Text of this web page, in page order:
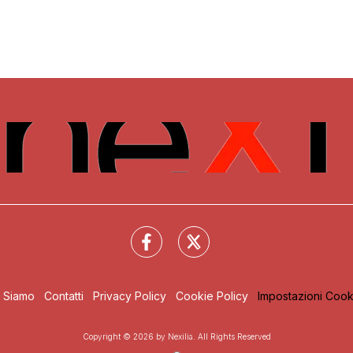
Siamo Contatti Privacy Policy Cookie Policy Impostazioni
Copyright © 2026 by Nexilia. All Rights Reserved